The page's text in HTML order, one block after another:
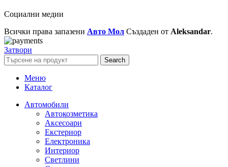
Социални медии
Всички права запазени Авто Мол Създаден от Aleksandar.
Затвори
Search
Меню
Каталог
Автомобили
Автокозметика
Аксесоари
Екстериор
Електроника
Интериор
Светлини